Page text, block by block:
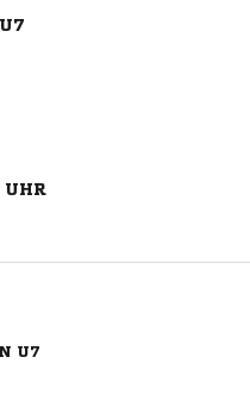
UHR
U7